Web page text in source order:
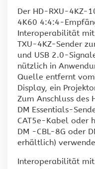
Der HD-RXU-4KZ-
4K60 4:4:4-
Interoperabilität mit
TXU-4KZ-Sender
und USB 2.0-
nützlich in
Quelle entfernt
Display, ein
Zum Anschluss des
DM Essentials-
CAT5e-Kabel oder
DM -CBL-8G oder
erhältlich)
Interoperabilität mit